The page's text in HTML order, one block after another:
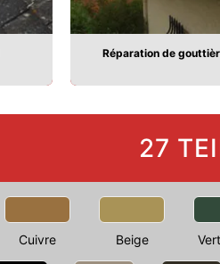
Réparation de
27
Cuivre Beige